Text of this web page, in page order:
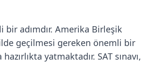
adımdır. Amerika Birleşik
geçilmesi gereken önemli bir
yatmaktadır. SAT sınavı,